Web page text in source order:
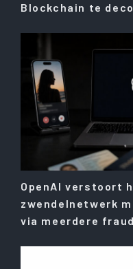
Blockchain te
OpenAI verstoort
zwendelnetwerk
via meerdere